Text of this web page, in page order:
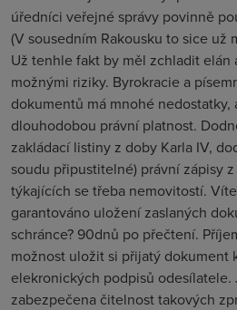
úředníci veřejné správy povinně
(V sousedním Rakousku to sice už
Už tenhle fakt by měl zchladit elán
možnými riziky. Byrokracie a
dokumentů má mnohé
dlouhodobou právní platnost.
zakládací listiny z doby Karla IV,
soudu připustitelné) právní zápisy
týkajících se třeba nemovitostí.
garantováno uložení zaslaných
schránce? 90dnů po přečtení.
možnost uložit si přijatý dokument
elekronických podpisů
zabezpečena čitelnost takových